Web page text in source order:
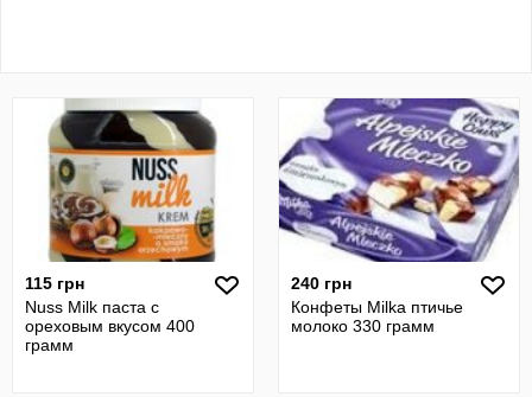
115 грн
Nuss Milk паста с
ореховым вкусом 400
грамм
240 грн
Конфеты Milka птичье
молоко 330 грамм